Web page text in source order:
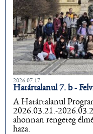
2026.07.17.
Határtalanul 7. b -
A Határtalanul
2026.03.21.-
ahonnan rengeteg
haza.